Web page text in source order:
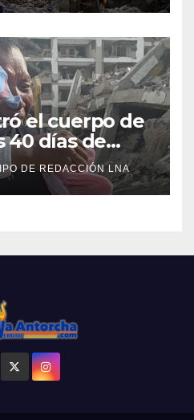
el cuerpo de
40 días de
DE REDACCIÓN LNA